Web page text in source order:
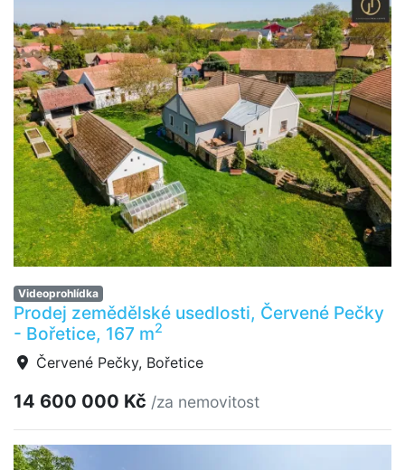
Videoprohlídka
Prodej zemědělské usedlosti, Červené Pečky
- Bořetice, 167 m2
Červené Pečky, Bořetice
14 600 000 Kč /za nemovitost